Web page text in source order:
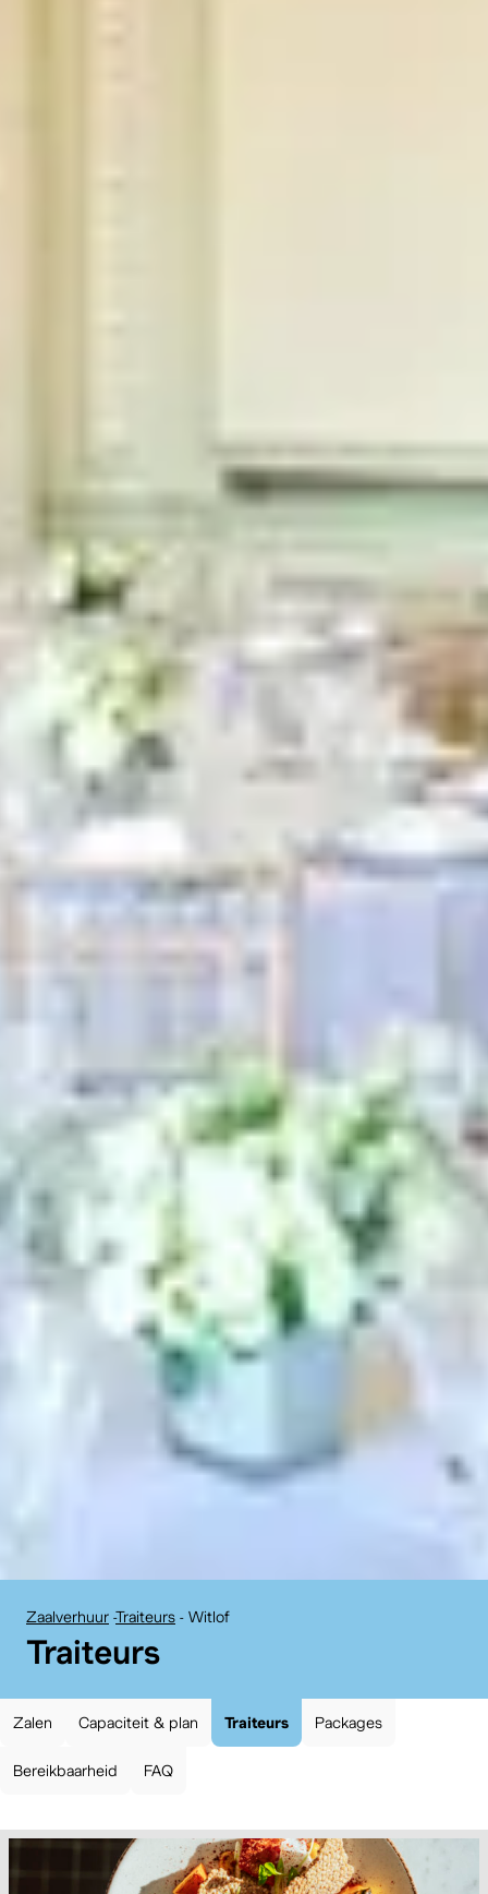
Zoekterm
annuleren Zoeken
Zaalverhuur -Traiteurs - Witlof
:
Traiteurs
Zalen Capaciteit & plan Traiteurs Packages
Bereikbaarheid FAQ